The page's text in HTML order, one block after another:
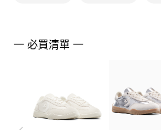
一 必買清單 一